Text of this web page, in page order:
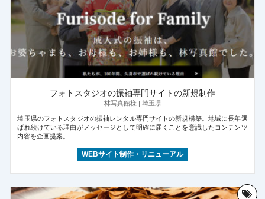
フォトスタジオの振袖専門サイトの新規制作
林写真館様 | 埼玉県
埼玉県のフォトスタジオの振袖レンタル専門サイトの新規構築。地域に長年選
ばれ続けている理由がメッセージとして明確に届くことを意識したコンテンツ
内容を企画提案。
WEBサイト制作・リニューアル